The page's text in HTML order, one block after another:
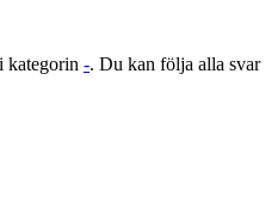
kategorin -. Du kan följa alla svar